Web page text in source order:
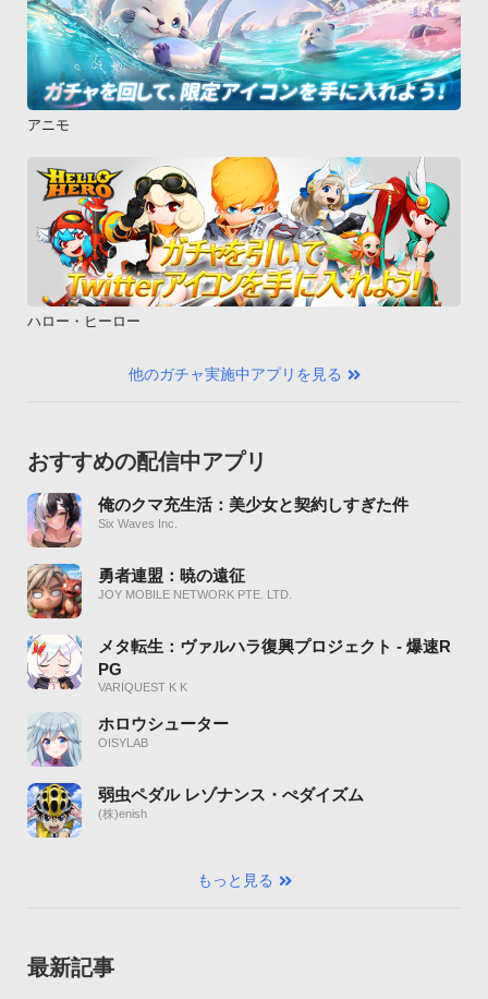
アニモ
ハロー・ヒーロー
他のガチャ実施中アプリを見る
おすすめの配信中アプリ
俺のクマ充生活：美少女と契約しすぎた件
Six Waves Inc.
勇者連盟：暁の遠征
JOY MOBILE NETWORK PTE. LTD.
メタ転生：ヴァルハラ復興プロジェクト - 爆速R
PG
VARIQUEST K K
ホロウシューター
OISYLAB
弱虫ペダル レゾナンス・ぺダイズム
(株)enish
もっと見る
最新記事